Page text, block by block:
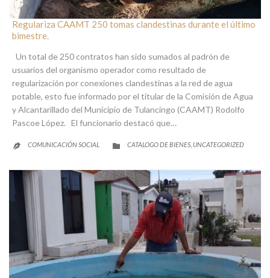
Regulariza CAAMT 250 tomas clandestinas durante el último
bimestre.
Un total de 250 contratos han sido sumados al padrón de
usuarios del organismo operador como resultado de
regularización por conexiones clandestinas a la red de agua
potable, esto fue informado por el titular de la Comisión de Agua
y Alcantarillado del Municipio de Tulancingo (CAAMT) Rodolfo
Pascoe López. El funcionario destacó que…
 COMUNICACIÓN SOCIAL  CATEGORY
CATALOGO DE BIENES UNCATEGORIZED